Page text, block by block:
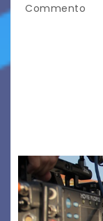
Commento